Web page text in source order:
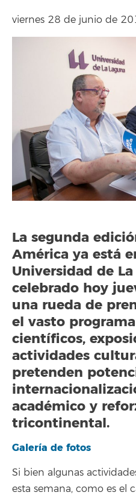
viernes 28 de junio de
La segunda
América ya está
Universidad de
celebrado hoy
una rueda de
el vasto
científicos,
actividades
pretenden
académico y
tricontinental.
Galería de fotos
Si bien algunas
esta semana, como es el